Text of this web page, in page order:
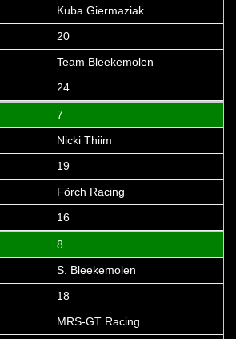
Kuba Giermaziak
20
Team Bleekemolen
24
7
Nicki Thiim
19
Förch Racing
16
8
S. Bleekemolen
18
MRS-GT Racing